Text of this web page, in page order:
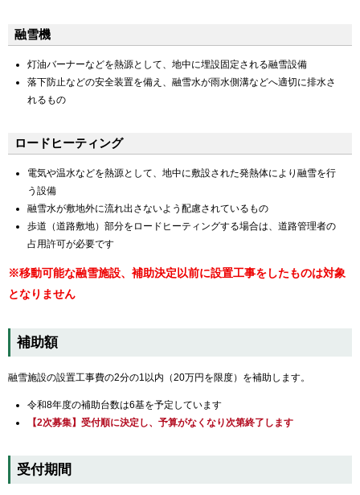
融雪機
灯油バーナーなどを熱源として、地中に埋設固定される融雪設備
落下防止などの安全装置を備え、融雪水が雨水側溝などへ適切に排水さ
れるもの
ロードヒーティング
電気や温水などを熱源として、地中に敷設された発熱体により融雪を行
う設備
融雪水が敷地外に流れ出さないよう配慮されているもの
歩道（道路敷地）部分をロードヒーティングする場合は、道路管理者の
占用許可が必要です
※移動可能な融雪施設、補助決定以前に設置工事をしたものは対象
となりません
補助額
融雪施設の設置工事費の2分の1以内（20万円を限度）を補助します。
令和8年度の補助台数は6基を予定しています
【2次募集】受付順に決定し、予算がなくなり次第終了します
受付期間